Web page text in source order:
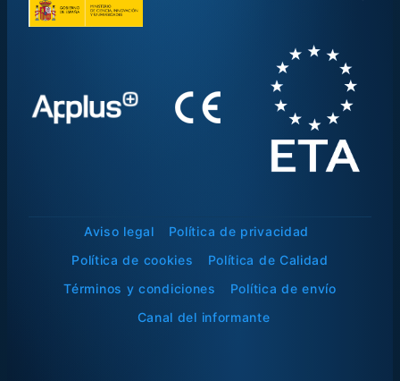
Aviso legal
Política de privacidad
Política de cookies
Política de Calidad
Términos y condiciones
Política de envío
Canal del informante